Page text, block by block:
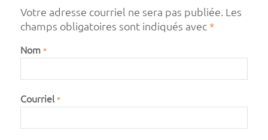
Votre adresse courriel ne sera pas publiée. Les
champs obligatoires sont indiqués avec *
Nom *
Courriel *